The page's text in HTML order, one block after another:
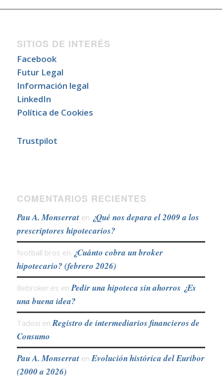
SITIOS DE INTERÉS
Facebook
Futur Legal
Información legal
LinkedIn
Política de Cookies
Trustpilot
COMENTARIOS RECIENTES
Pau A. Monserraten ¿Qué nos depara el 2009 a los
prescriptores hipotecarios?
football bros en ¿Cuánto cobra un broker
hipotecario? (febrero 2026)
Bebroker.es enPedir una hipoteca sin ahorros ¿Es
una buena idea?
Tadosi enRegistro de intermediarios financieros de
Consumo
Pau A. MonserratenEvolución histórica del Euribor
(2000 a 2026)